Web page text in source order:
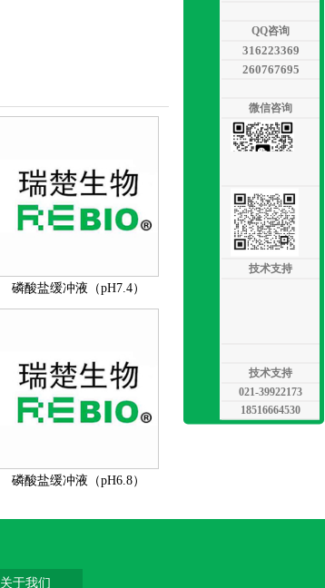
磷酸盐缓冲液（pH7.4）
磷酸盐缓冲液（pH6.8）
关于我们
QQ咨询
316223369
260767695
微信咨询
技术支持
技术支持
021-39922173
18516664530